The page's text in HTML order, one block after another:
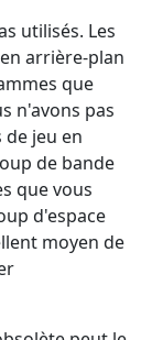
utilisés. Les
arrière-plan
que
n'avons pas
jeu en
de bande
que vous
d'espace
moyen de